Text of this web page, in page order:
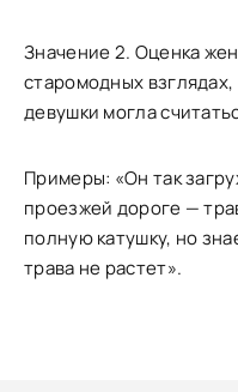
Значение 2. Оценка
старомодных
девушки могла
Примеры: «Он так
проезжей дороге —
полную катушку, но
трава не растет».